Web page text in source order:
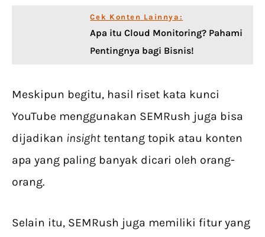
Cek Konten Lainnya:
Apa itu Cloud Monitoring? Pahami
Pentingnya bagi Bisnis!
Meskipun begitu, hasil riset kata kunci
YouTube menggunakan SEMRush juga bisa
dijadikan insight tentang topik atau konten
apa yang paling banyak dicari oleh orang-
orang.
Selain itu, SEMRush juga memiliki fitur yang